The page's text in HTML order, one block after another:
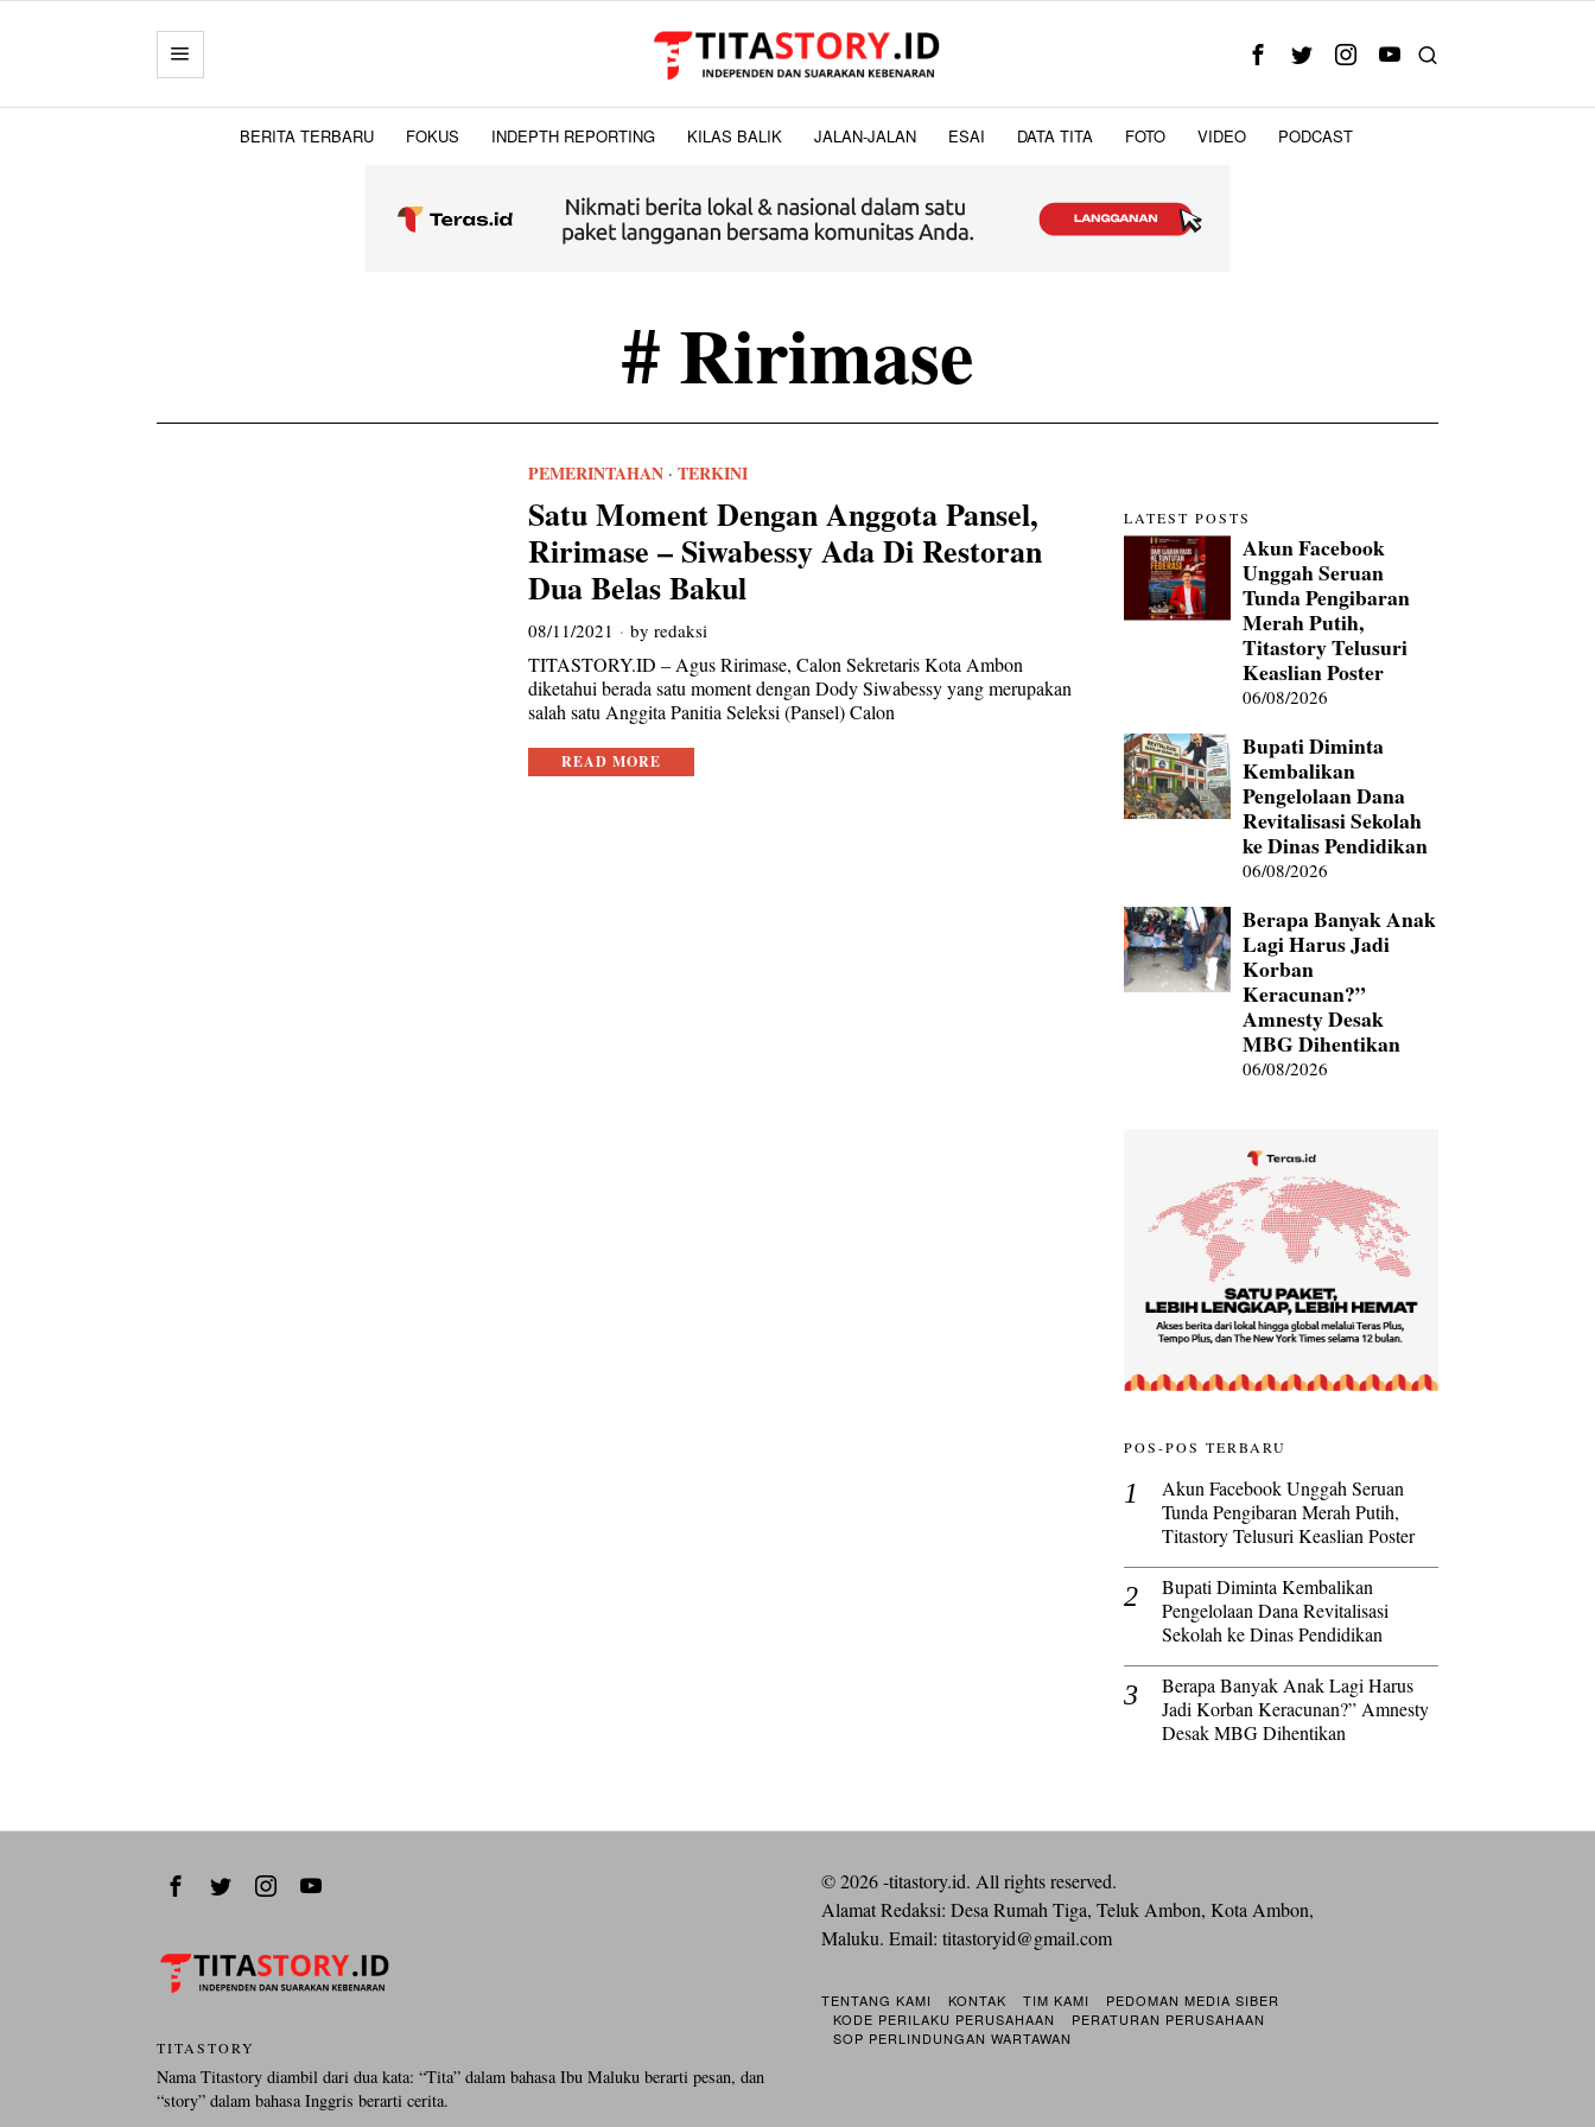
BERITA TERBARU FOKUS INDEPTH REPORTING KILAS BALIK JALAN-JALAN ESAI DATA TITA FOTO VIDEO PODCAST
# Ririmase
PEMERINTAHAN· TERKINI
Satu Moment Dengan Anggota Pansel,
Ririmase – Siwabessy Ada Di Restoran
Dua Belas Bakul
08/11/2021 byredaksi
TITASTORY.ID – Agus Ririmase, Calon Sekretaris Kota Ambon
diketahui berada satu moment dengan Dody Siwabessy yang merupakan
salah satu Anggita Panitia Seleksi (Pansel) Calon
READ MORE
LATEST POSTS
Akun Facebook
Unggah Seruan
Tunda Pengibaran
Merah Putih,
Titastory Telusuri
Keaslian Poster
06/08/2026
Bupati Diminta
Kembalikan
Pengelolaan Dana
Revitalisasi Sekolah
ke Dinas Pendidikan
06/08/2026
Berapa Banyak Anak
Lagi Harus Jadi
Korban
Keracunan?”
Amnesty Desak
MBG Dihentikan
06/08/2026
POS-POS TERBARU
Akun Facebook Unggah Seruan
Tunda Pengibaran Merah Putih,
Titastory Telusuri Keaslian Poster
Bupati Diminta Kembalikan
Pengelolaan Dana Revitalisasi
Sekolah ke Dinas Pendidikan
Berapa Banyak Anak Lagi Harus
Jadi Korban Keracunan?” Amnesty
Desak MBG Dihentikan
TITASTORY
Nama Titastory diambil dari dua kata: “Tita” dalam bahasa Ibu Maluku berarti pesan, dan
“story” dalam bahasa Inggris berarti cerita.
©2026-titastory.id. All rights reserved.
Alamat Redaksi: Desa Rumah Tiga, Teluk Ambon, Kota Ambon,
Maluku. Email: titastoryid@gmail.com
TENTANG KAMI KONTAK TIM KAMI
PEDOMAN MEDIA SIBER
KODE PERILAKU PERUSAHAAN
PERATURAN PERUSAHAAN
SOP PERLINDUNGAN WARTAWAN